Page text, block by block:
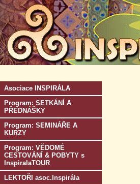
Asociace INSPIRÁLA
Program: SETKÁNÍ A
PŘEDNÁŠKY
Program: SEMINÁŘE A
KURZY
Program: VĚDOMÉ
CESTOVÁNÍ & POBYTY s
InspiralaTOUR
LEKTOŘI asoc.Inspirála